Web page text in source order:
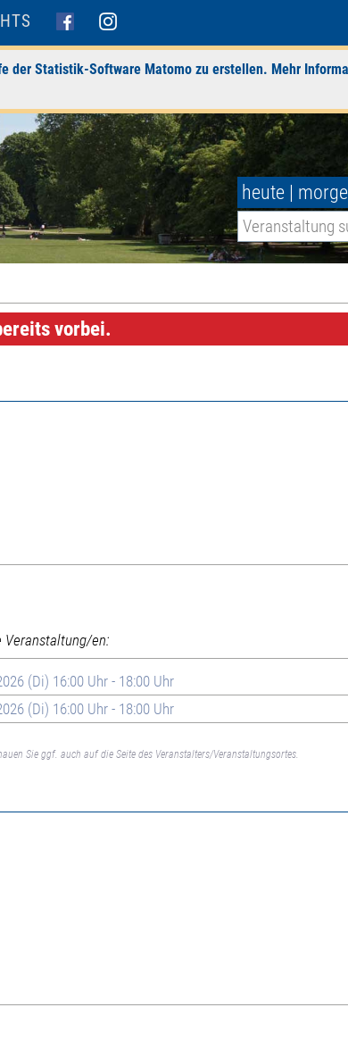
der Statistik-Software Matomo zu erstellen. Mehr
heute |
vorbei.
Veranstaltung/en:
(Di) 16:00 Uhr - 18:00 Uhr
(Di) 16:00 Uhr - 18:00 Uhr
Sie ggf. auch auf die Seite des Veranstalters/Veranstaltungsortes.